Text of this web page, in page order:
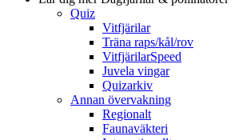
Quiz
Vitfjärilar
Träna raps/kål/rov
VitfjärilarSpeed
Juvela vingar
Quizarkiv
Annan övervakning
Regionalt
Faunaväkteri